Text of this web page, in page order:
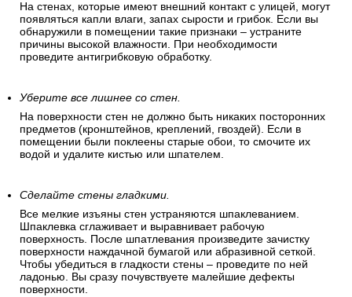
На стенах, которые имеют внешний контакт с улицей, могут
появляться капли влаги, запах сырости и грибок. Если вы
обнаружили в помещении такие признаки – устраните
причины высокой влажности. При необходимости
проведите антигрибковую обработку.
Уберите все лишнее со стен.
На поверхности стен не должно быть никаких посторонних
предметов (кронштейнов, креплений, гвоздей). Если в
помещении были поклеены старые обои, то смочите их
водой и удалите кистью или шпателем.
Сделайте стены гладкими.
Все мелкие изъяны стен устраняются шпаклеванием.
Шпаклевка сглаживает и выравнивает рабочую
поверхность. После шпатлевания произведите зачистку
поверхности наждачной бумагой или абразивной сеткой.
Чтобы убедиться в гладкости стены – проведите по ней
ладонью. Вы сразу почувствуете малейшие дефекты
поверхности.